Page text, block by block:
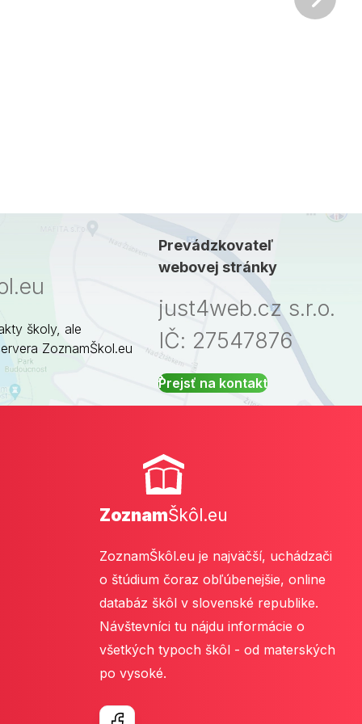
školy, ale
ZoznamŠkol.eu
Prevádzkovateľ
webovej stránky
just4web.cz s.r.o.
IČ: 27547876
Prejsť na kontakt
ZoznamŠkôl.eu
ZoznamŠkôl.eu je najväčší, uchádzači
o štúdium čoraz obľúbenejšie, online
databáz škôl v slovenské republike.
Návštevníci tu nájdu informácie o
všetkých typoch škôl - od materských
po vysoké.